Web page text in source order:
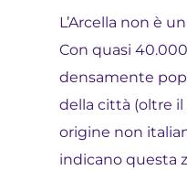
L’Arcella non è
Con quasi
densamente
della città (oltre
origine non
indicano questa